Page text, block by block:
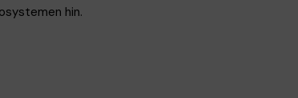
hin.